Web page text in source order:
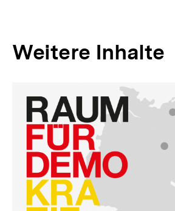
Weitere Inhalte
weitere
Inhalte
überspringen